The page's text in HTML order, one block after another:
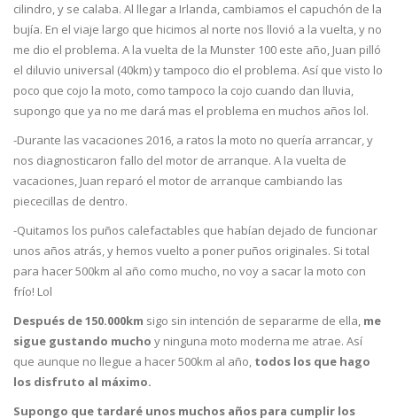
cilindro, y se calaba. Al llegar a Irlanda, cambiamos el capuchón de la
bujía. En el viaje largo que hicimos al norte nos llovió a la vuelta, y no
me dio el problema. A la vuelta de la Munster 100 este año, Juan pilló
el diluvio universal (40km) y tampoco dio el problema. Así que visto lo
poco que cojo la moto, como tampoco la cojo cuando dan lluvia,
supongo que ya no me dará mas el problema en muchos años lol.
-Durante las vacaciones 2016, a ratos la moto no quería arrancar, y
nos diagnosticaron fallo del motor de arranque. A la vuelta de
vacaciones, Juan reparó el motor de arranque cambiando las
piececillas de dentro.
-Quitamos los puños calefactables que habían dejado de funcionar
unos años atrás, y hemos vuelto a poner puños originales. Si total
para hacer 500km al año como mucho, no voy a sacar la moto con
frío! Lol
Después de 150.000km sigo sin intención de separarme de ella, me
sigue gustando mucho y ninguna moto moderna me atrae. Así
que aunque no llegue a hacer 500km al año, todos los que hago
los disfruto al máximo.
Supongo que tardaré unos muchos años para cumplir los